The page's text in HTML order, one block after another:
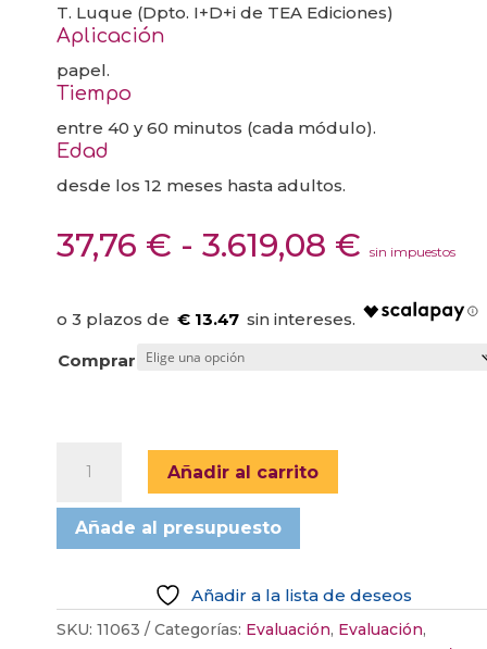
T. Luque (Dpto. I+D+i de TEA Ediciones)
Aplicación
papel.
Tiempo
entre 40 y 60 minutos (cada módulo).
Edad
desde los 12 meses hasta adultos.
37,76 € - 3.619,08 € Rango
precios:
desde
sin impuestos
€ 13.47
Comprar
ESCALA
DE
Añadir al carrito
Añade al presupuesto
Añadir a la lista de deseos
SKU: 11063 Categorías: Evaluación, Evaluación,